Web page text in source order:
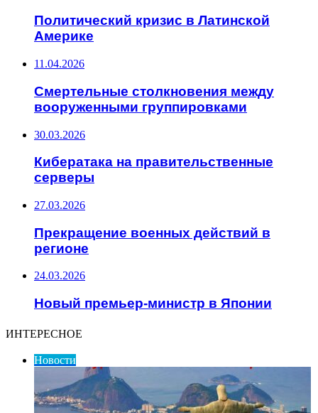
Политический кризис в Латинской
Америке
11.04.2026
Смертельные столкновения между
вооруженными группировками
30.03.2026
Кибератака на правительственные
серверы
27.03.2026
Прекращение военных действий в
регионе
24.03.2026
Новый премьер-министр в Японии
ИНТЕРЕСНОЕ
Новости